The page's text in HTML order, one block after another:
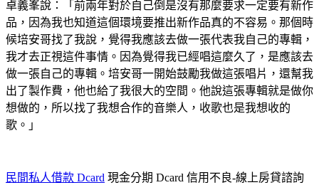
卓義峯說：「前兩年對於自己倒是沒有那麼要求一定要有新作
品，因為我也知道這個環境要推出新作品真的不容易。那個時
候培安哥找了我說，覺得我應該去做一張代表我自己的專輯，
我才去正視這件事情。因為覺得我已經唱這麼久了，是應該去
做一張自己的專輯。培安哥一開始鼓勵我做這張唱片，還幫我
出了製作費，他也給了我很大的空間。他說這張專輯就是做你
想做的，所以找了我想合作的音樂人，收歌也是我想收的
歌。」
民間私人借款 Dcard 現金分期 Dcard 信用不良-線上房貸諮詢